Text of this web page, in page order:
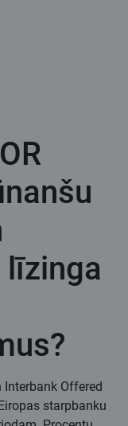
Interbank Offered
starpbanku